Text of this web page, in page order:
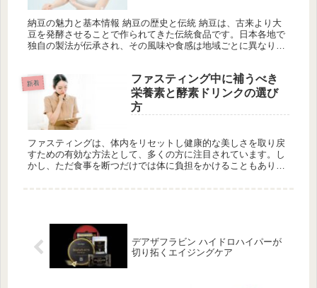
納豆の魅力と基本情報 納豆の歴史と伝統 納豆は、古来より大
豆を発酵させることで作られてきた伝統食品です。日本各地で
独自の製法が伝承され、その風味や食感は地域ごとに異なりま
新着
ファスティング中に補うべき
栄養素と酵素ドリンクの選び
方
ファスティングは、体内をリセットし健康的な美しさを取り戻
すための有効な方法として、多くの方に注目されています。し
かし、ただ食事を断つだけでは体に負担をかけることもあり、
デアザフラビン ハイドロハイパーが
切り拓くエイジングケア